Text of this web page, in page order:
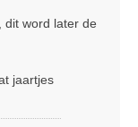
dit word later de
jaartjes